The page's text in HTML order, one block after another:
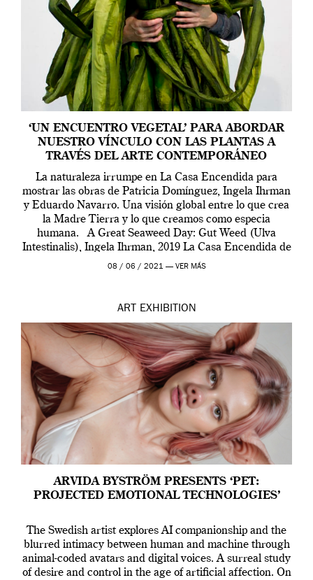
‘UN ENCUENTRO VEGETAL’ PARA ABORDAR
NUESTRO VÍNCULO CON LAS PLANTAS A
TRAVÉS DEL ARTE CONTEMPORÁNEO
La naturaleza irrumpe en La Casa Encendida para
mostrar las obras de Patricia Domínguez, Ingela Ihrman
y Eduardo Navarro. Una visión global entre lo que crea
la Madre Tierra y lo que creamos como especia
humana. A Great Seaweed Day: Gut Weed (Ulva
Intestinalis), Ingela Ihrman, 2019 La Casa Encendida de
Madrid y la Wellcome […]
08 / 06 / 2021 — VER MÁS
ART EXHIBITION
ARVIDA BYSTRÖM PRESENTS ‘PET:
PROJECTED EMOTIONAL TECHNOLOGIES’
The Swedish artist explores AI companionship and the
blurred intimacy between human and machine through
animal-coded avatars and digital voices. A surreal study
of desire and control in the age of artificial affection. On